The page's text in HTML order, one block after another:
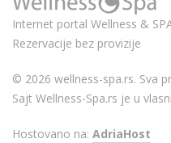
Internet portal Wellness &
Rezervacije bez provizije
© 2026 wellness-spa.rs. Sva
Sajt Wellness-Spa.rs je u
Hostovano na: AdriaHost